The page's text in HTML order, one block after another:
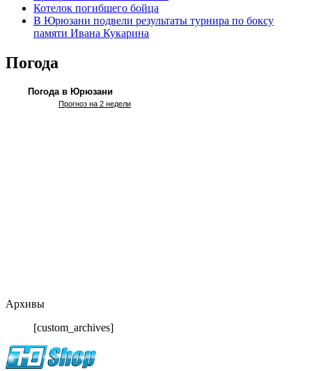
Котелок погибшего бойца
В Юрюзани подвели результаты турнира по боксу
памяти Ивана Кукарина
Погода
Погода в Юрюзани
Прогноз на 2 недели
Архивы
[custom_archives]